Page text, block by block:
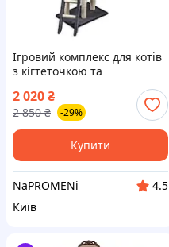
Ігровий комплекс для котів
з кігтеточкою та
2 020₴
2 850 ₴ -29%
Купити
NaPROMENi
4.5
Київ